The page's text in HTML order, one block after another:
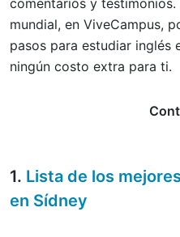
comentarios y
mundial, en ViveCampus,
pasos para estudiar inglés
ningún costo extra para ti.
1. Lista de los
en Sídney